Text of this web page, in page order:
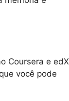
Coursera e edX
você pode